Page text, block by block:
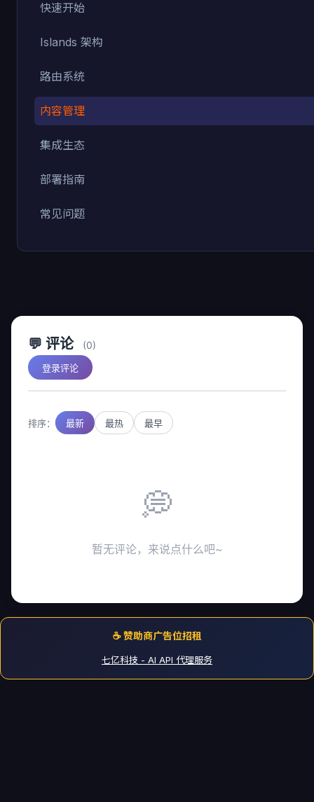
快速开始
Islands 架构
路由系统
内容管理
集成生态
部署指南
常见问题
💬 评论 (0)
登录评论
排序： 最新 最热 最早
💭
暂无评论，来说点什么吧~
☕ 赞助商广告位招租
七亿科技 - AI API 代理服务